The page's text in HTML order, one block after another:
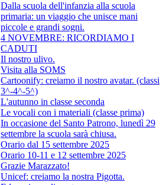
Dalla scuola dell'infanzia alla scuola
primaria: un viaggio che unisce mani
piccole e grandi sogni.
4 NOVEMBRE: RICORDIAMO I
CADUTI
Il nostro ulivo.
Visita alla SOMS
Cartoonify: creiamo il nostro avatar. (classi
3^-4^-5^)
L'autunno in classe seconda
Le vocali con i materiali (classe prima)
In occasione del Santo Patrono, lunedì 29
settembre la scuola sarà chiusa.
Orario dal 15 settembre 2025
Orario 10-11 e 12 settembre 2025
Grazie Marazzato!
Unicef: creiamo la nostra Pigotta.